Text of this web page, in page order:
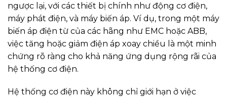
ngược lại, với các thiết bị chính như động cơ điện,
máy phát điện, và máy biến áp. Ví dụ, trong một máy
biến áp điện từ của các hãng như EMC hoặc ABB,
việc tăng hoặc giảm điện áp xoay chiều là một minh
chứng rõ ràng cho khả năng ứng dụng rộng rãi của
hệ thống cơ điện.
Hệ thống cơ điện này không chỉ giới hạn ở việc